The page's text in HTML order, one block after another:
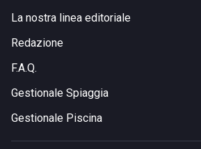
La nostra linea editoriale
Redazione
F.A.Q.
Gestionale Spiaggia
Gestionale Piscina